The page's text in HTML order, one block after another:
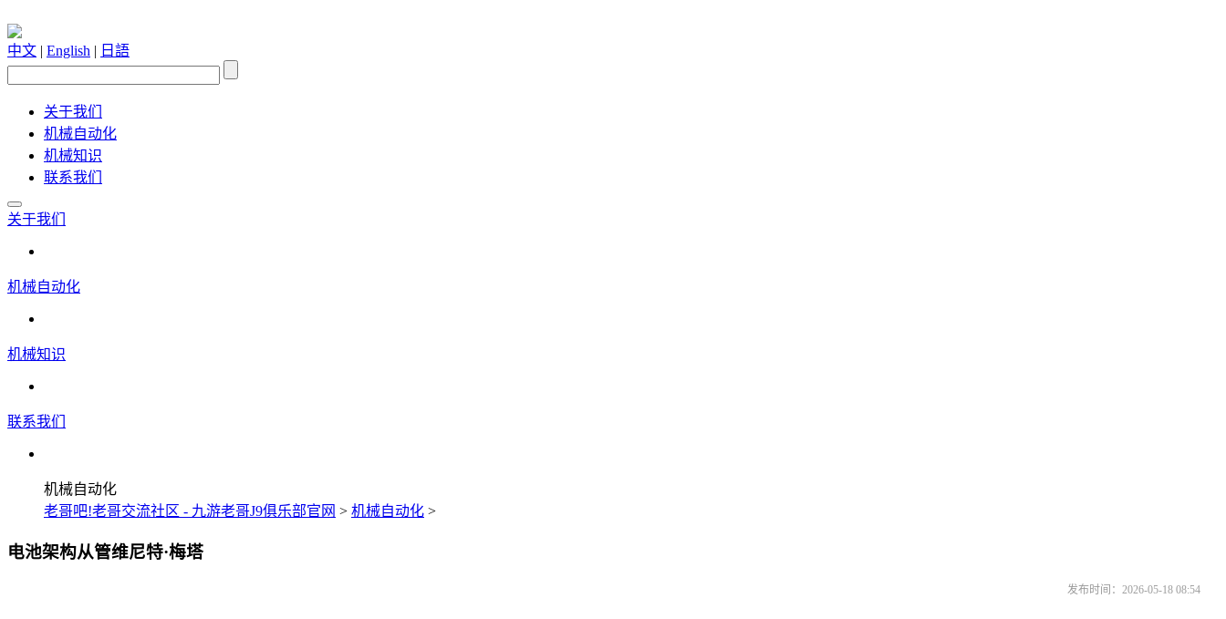
中文 | English | 日語
关于我们
机械自动化
机械知识
联系我们
关于我们
机械自动化
机械知识
联系我们
机械自动化
老哥吧!老哥交流社区 - 九游老哥J9俱乐部官网 > 机械自动化 >
电池架构从管维尼特·梅塔
发布时间：2026-05-18 08:54